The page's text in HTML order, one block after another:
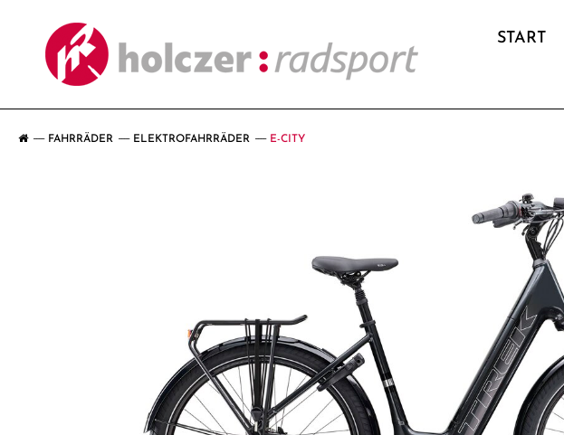
START
FAHRRÄDER ELEKTROFAHRRÄDER E-CITY